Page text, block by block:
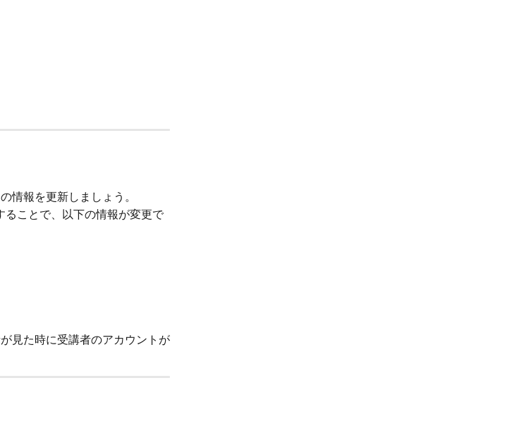
情報を更新しましょう。
ことで、以下の情報が変更で
見た時に受講者のアカウントが